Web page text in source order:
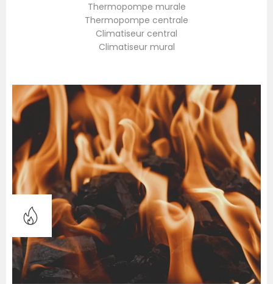
Thermopompe murale
Thermopompe centrale
Climatiseur central
Climatiseur mural